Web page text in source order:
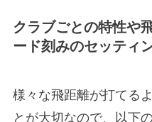
クラブごとの特性や
ード刻みのセッティ
様々な飛距離が打てる
とが大切なので、以下